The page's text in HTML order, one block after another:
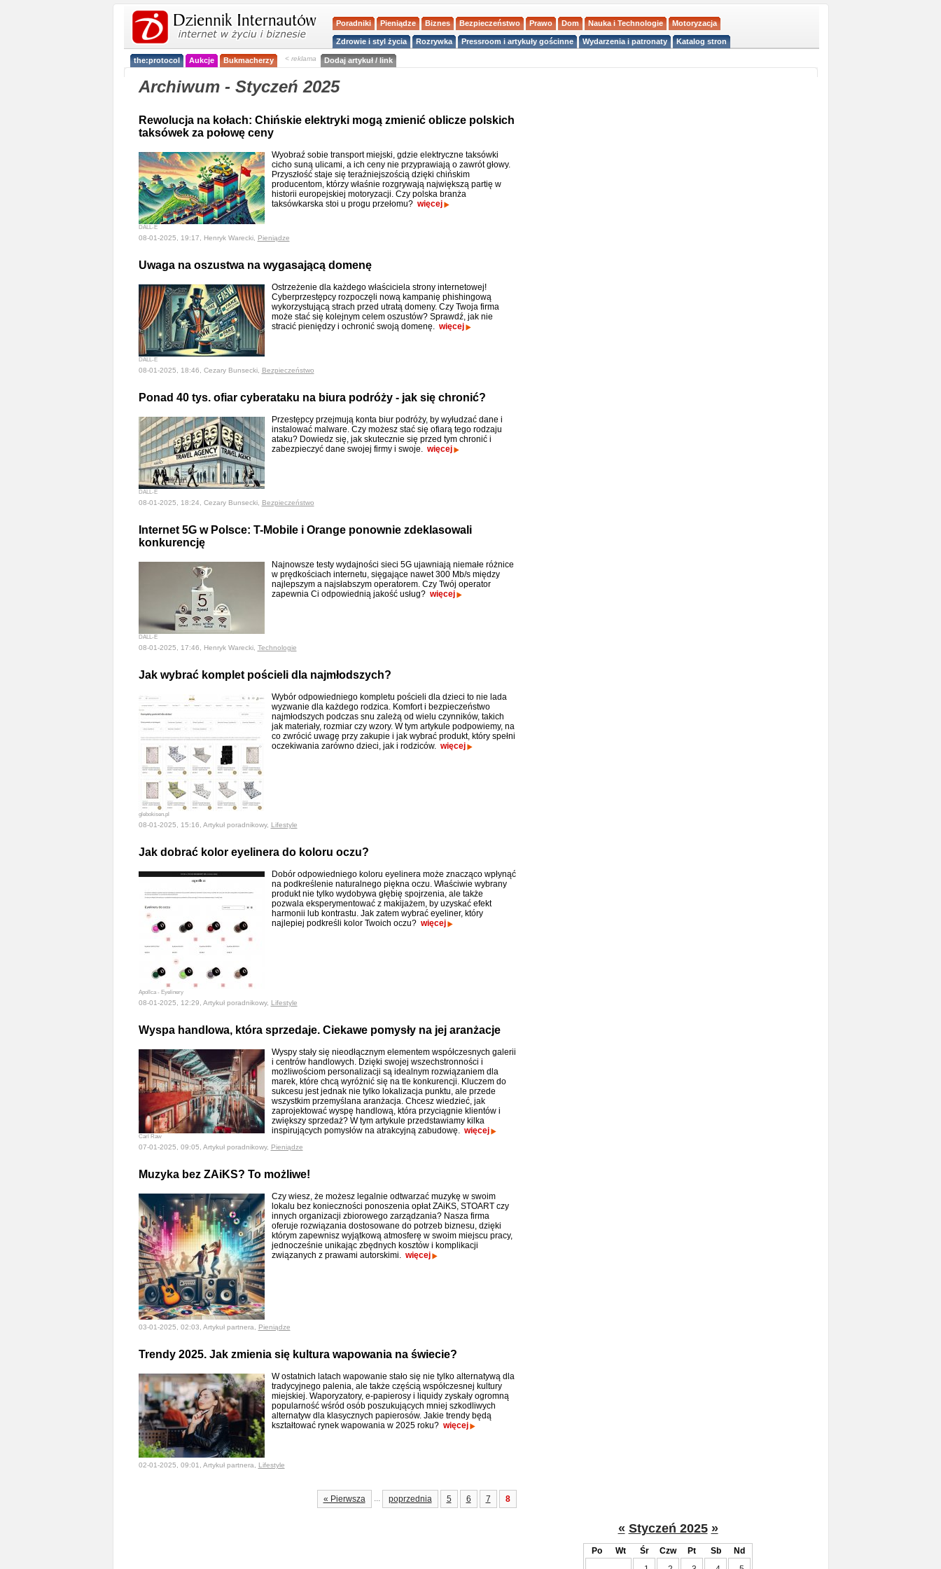
Poradniki Pieniądze Biznes Bezpieczeństwo Prawo Dom Nauka i Technologie Motoryzacja
Zdrowie i styl życia Rozrywka Pressroom i artykuły gościnne Wydarzenia i patronaty Katalog stron
the:protocol Aukcje Bukmacherzy < reklama Dodaj artykuł / link
Archiwum - Styczeń 2025
Rewolucja na kołach: Chińskie elektryki mogą zmienić oblicze polskich
taksówek za połowę ceny
DALL-E
Wyobraź sobie transport miejski, gdzie elektryczne taksówki
cicho suną ulicami, a ich ceny nie przyprawiają o zawrót głowy.
Przyszłość staje się teraźniejszością dzięki chińskim
producentom, którzy właśnie rozgrywają największą partię w
historii europejskiej motoryzacji. Czy polska branża
taksówkarska stoi u progu przełomu? więcej
08-01-2025, 19:17, Henryk Warecki, Pieniądze
Uwaga na oszustwa na wygasającą domenę
DALL-E
Ostrzeżenie dla każdego właściciela strony internetowej!
Cyberprzestępcy rozpoczęli nową kampanię phishingową
wykorzystującą strach przed utratą domeny. Czy Twoja firma
może stać się kolejnym celem oszustów? Sprawdź, jak nie
stracić pieniędzy i ochronić swoją domenę. więcej
08-01-2025, 18:46, Cezary Bunsecki, Bezpieczeństwo
Ponad 40 tys. ofiar cyberataku na biura podróży - jak się chronić?
DALL-E
Przestępcy przejmują konta biur podróży, by wyłudzać dane i
instalować malware. Czy możesz stać się ofiarą tego rodzaju
ataku? Dowiedz się, jak skutecznie się przed tym chronić i
zabezpieczyć dane swojej firmy i swoje. więcej
08-01-2025, 18:24, Cezary Bunsecki, Bezpieczeństwo
Internet 5G w Polsce: T-Mobile i Orange ponownie zdeklasowali
konkurencję
DALL-E
Najnowsze testy wydajności sieci 5G ujawniają niemałe różnice
w prędkościach internetu, sięgające nawet 300 Mb/s między
najlepszym a najsłabszym operatorem. Czy Twój operator
zapewnia Ci odpowiednią jakość usług? więcej
08-01-2025, 17:46, Henryk Warecki, Technologie
Jak wybrać komplet pościeli dla najmłodszych?
glebokisen.pl
Wybór odpowiedniego kompletu pościeli dla dzieci to nie lada
wyzwanie dla każdego rodzica. Komfort i bezpieczeństwo
najmłodszych podczas snu zależą od wielu czynników, takich
jak materiały, rozmiar czy wzory. W tym artykule podpowiemy, na
co zwrócić uwagę przy zakupie i jak wybrać produkt, który spełni
oczekiwania zarówno dzieci, jak i rodziców. więcej
08-01-2025, 15:16, Artykuł poradnikowy, Lifestyle
Jak dobrać kolor eyelinera do koloru oczu?
Apollca - Eyelinery
Dobór odpowiedniego koloru eyelinera może znacząco wpłynąć
na podkreślenie naturalnego piękna oczu. Właściwie wybrany
produkt nie tylko wydobywa głębię spojrzenia, ale także
pozwala eksperymentować z makijażem, by uzyskać efekt
harmonii lub kontrastu. Jak zatem wybrać eyeliner, który
najlepiej podkreśli kolor Twoich oczu? więcej
08-01-2025, 12:29, Artykuł poradnikowy, Lifestyle
Wyspa handlowa, która sprzedaje. Ciekawe pomysły na jej aranżacje
Carl Raw
Wyspy stały się nieodłącznym elementem współczesnych galerii
i centrów handlowych. Dzięki swojej wszechstronności i
możliwościom personalizacji są idealnym rozwiązaniem dla
marek, które chcą wyróżnić się na tle konkurencji. Kluczem do
sukcesu jest jednak nie tylko lokalizacja punktu, ale przede
wszystkim przemyślana aranżacja. Chcesz wiedzieć, jak
zaprojektować wyspę handlową, która przyciągnie klientów i
zwiększy sprzedaż? W tym artykule przedstawiamy kilka
inspirujących pomysłów na atrakcyjną zabudowę. więcej
07-01-2025, 09:05, Artykuł poradnikowy, Pieniądze
Muzyka bez ZAiKS? To możliwe!
Czy wiesz, że możesz legalnie odtwarzać muzykę w swoim
lokalu bez konieczności ponoszenia opłat ZAiKS, STOART czy
innych organizacji zbiorowego zarządzania? Nasza firma
oferuje rozwiązania dostosowane do potrzeb biznesu, dzięki
którym zapewnisz wyjątkową atmosferę w swoim miejscu pracy,
jednocześnie unikając zbędnych kosztów i komplikacji
związanych z prawami autorskimi. więcej
03-01-2025, 02:03, Artykuł partnera, Pieniądze
Trendy 2025. Jak zmienia się kultura wapowania na świecie?
W ostatnich latach wapowanie stało się nie tylko alternatywą dla
tradycyjnego palenia, ale także częścią współczesnej kultury
miejskiej. Waporyzatory, e-papierosy i liquidy zyskały ogromną
popularność wśród osób poszukujących mniej szkodliwych
alternatyw dla klasycznych papierosów. Jakie trendy będą
kształtować rynek wapowania w 2025 roku? więcej
02-01-2025, 09:01, Artykuł partnera, Lifestyle
« Pierwsza ... poprzednia 5 6 7 8
« Styczeń 2025 »
Po Wt Śr Czw Pt Sb
Nd